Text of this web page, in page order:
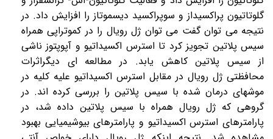
گلوتاتیون پراکسیداز و سوپراکسید دیسموتاز را افزایش داد. در
نتیجه می توان گفت می توان ژل رویال را در کموتراپی همراه
سیس پلاتین تجویز کرد تا استرس اکسیداتیو و آپوپتوز ناشی
از سیس پلاتین کاهش یابد. در مطالعه ای دیگراثرات
محافظتی ژل رویال در مقابل استرس اکسیداتیو علیه کلیه در
موشهای درمان شده با سیس پلاتین را بررسی کرده اند. در
گروهی که ژل رویالهمراه با سیس پلاتین داده شد، در
پارامترهای استرس اکسیداتیو و پارامترهای بیوشیمیایی بهبود